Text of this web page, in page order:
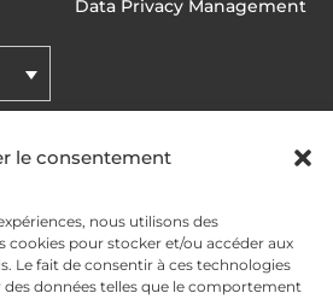
le consentement
nous utilisons des
cookies pour stocker et/ou accéder aux
Le fait de consentir à ces technologies
données telles que le comportement
Data Privacy Management